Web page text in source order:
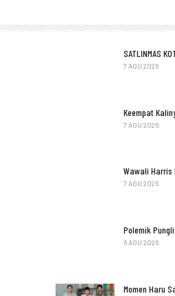
SATLINMAS
7 AGU 2026
Keempat
7 AGU 2026
Wawali Harris
7 AGU 2026
Polemik
6 AGU 2026
Momen Haru